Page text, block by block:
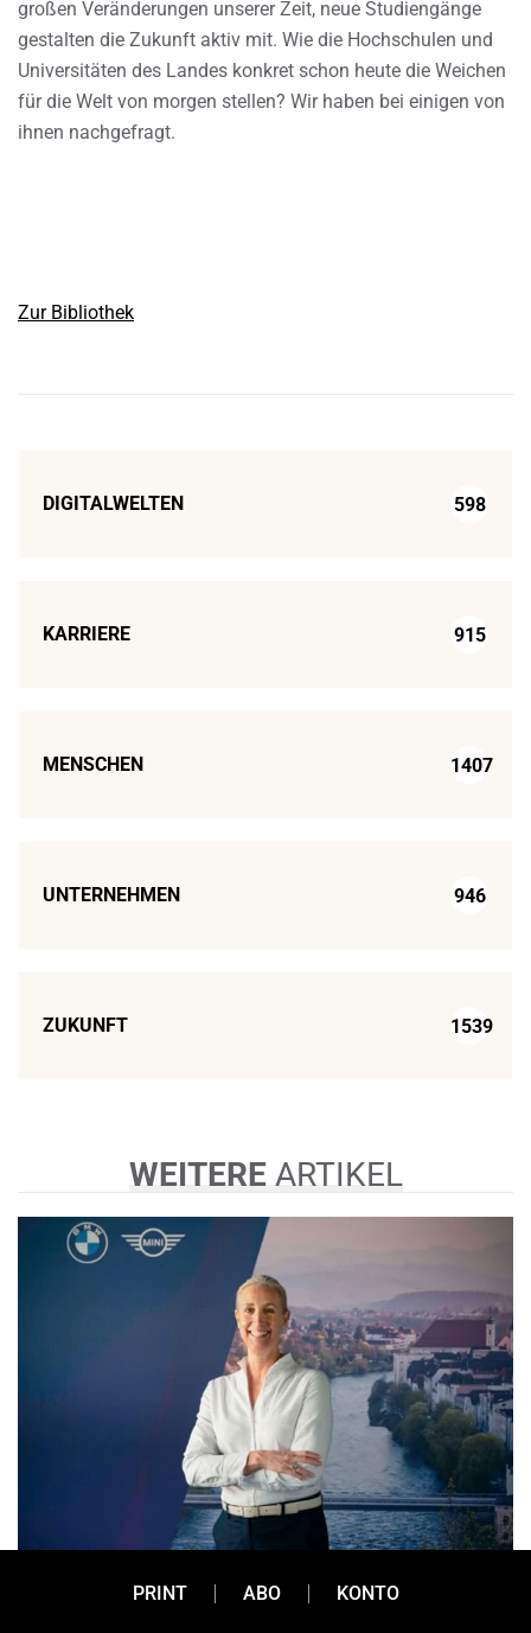
großen Veränderungen unserer Zeit, neue Studiengänge
gestalten die Zukunft aktiv mit. Wie die Hochschulen und
Universitäten des Landes konkret schon heute die Weichen
für die Welt von morgen stellen? Wir haben bei einigen von
ihnen nachgefragt.
Zur Bibliothek
DIGITALWELTEN 598
KARRIERE 915
MENSCHEN 1407
UNTERNEHMEN 946
ZUKUNFT 1539
WEITEREARTIKEL
PRINT ABO KONTO